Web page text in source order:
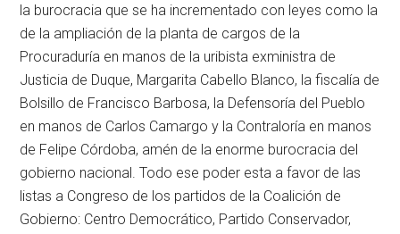
la burocracia que se ha incrementado con leyes como la
de la ampliación de la planta de cargos de la
Procuraduría en manos de la uribista exministra de
Justicia de Duque, Margarita Cabello Blanco, la fiscalía de
Bolsillo de Francisco Barbosa, la Defensoría del Pueblo
en manos de Carlos Camargo y la Contraloría en manos
de Felipe Córdoba, amén de la enorme burocracia del
gobierno nacional. Todo ese poder esta a favor de las
listas a Congreso de los partidos de la Coalición de
Gobierno: Centro Democrático, Partido Conservador,